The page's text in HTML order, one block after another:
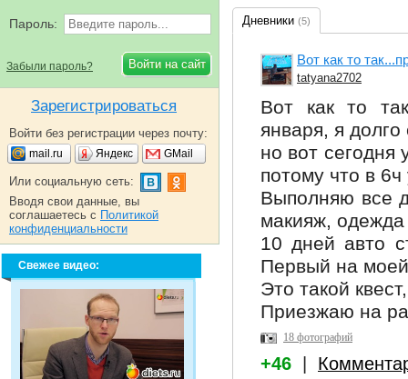
Дневники (5)
Вот как то
tatyana2702
Вот как то
января, я долго
но вот сегодня
потому что в
Выполняю все
макияж, одежда
10 дней авто
Первый на
Это такой
Приезжаю на
18 фотографий
+46
Пароль:
Забыли пароль?
Зарегистрироваться
Войти без регистрации через почту:
mail.ru Яндекс GMail
Или социальную сеть:
Вводя свои данные, вы
соглашаетесь с Политикой
конфиденциальности
Свежее видео: